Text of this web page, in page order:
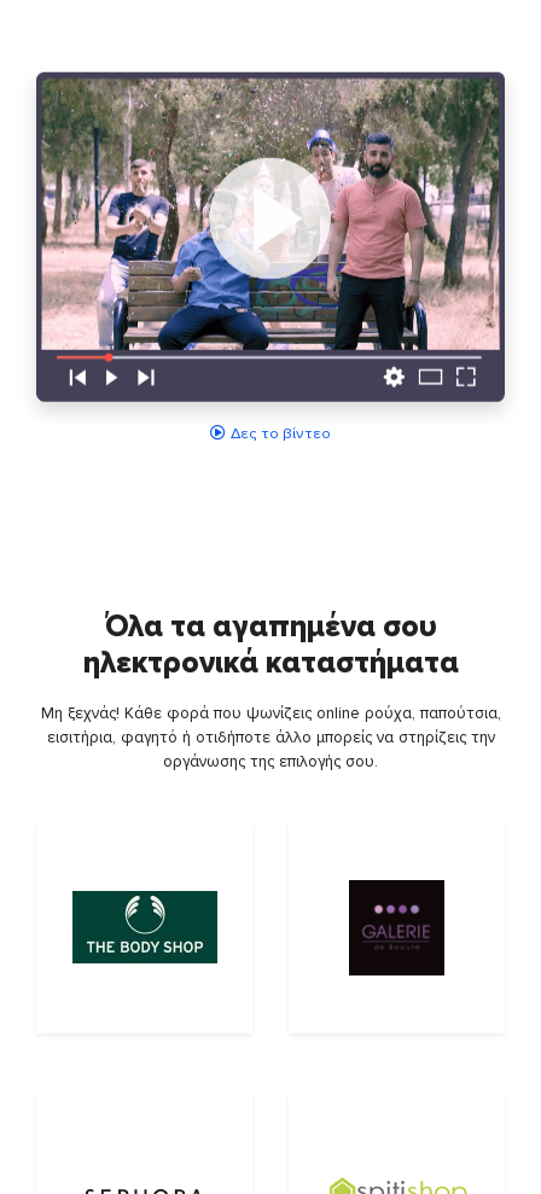
Δες το βίντεο
Όλα τα αγαπημένα σου
ηλεκτρονικά καταστήματα
Μη ξεχνάς! Κάθε φορά που ψωνίζεις online ρούχα, παπούτσια,
εισιτήρια, φαγητό ή οτιδήποτε άλλο μπορείς να στηρίζεις την
οργάνωσης της επιλογής σου.